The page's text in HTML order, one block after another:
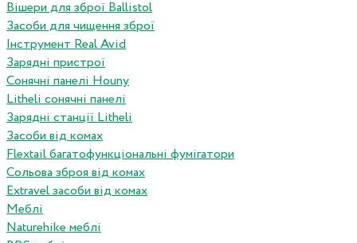
Вішери для зброї Ballistol
Засоби для чищення зброї
Інструмент Real Avid
Зарядні пристрої
Сонячні панелі Houny
Litheli сонячні панелі
Зарядні станції Litheli
Засоби від комах
Flextail багатофункціональні фумігатори
Сольова зброя від комах
Extravel засоби від комах
Меблі
Naturehike меблі